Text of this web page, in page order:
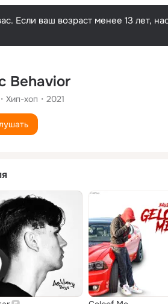
Если ваш возраст менее 13 лет,
Behavior
Хип-хоп 2021